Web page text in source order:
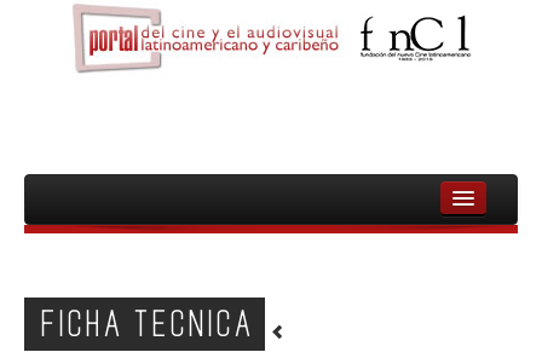
INICIO
PELICULAS
FICHA TECNICA